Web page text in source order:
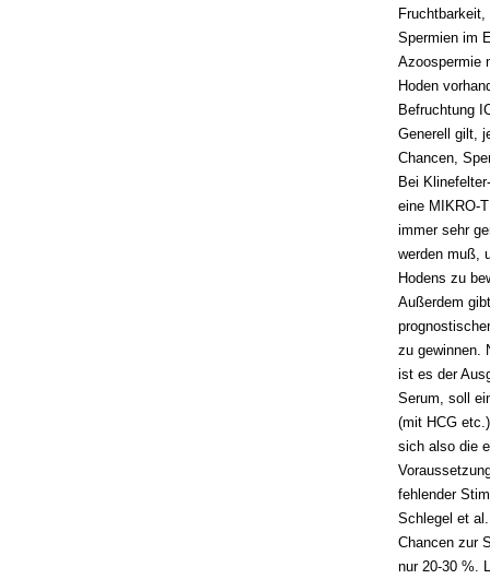
Spermien im
Azoospermie
Hoden
Befruchtung
Generell gilt,
Chancen,
Bei
eine MIKRO-
immer sehr
werden muß,
Hodens zu
Außerdem
zu gewinnen.
ist es der
Serum, soll
(mit HCG
sich also die
fehlender
Schlegel et
Chancen zur
nur 20-30 %.